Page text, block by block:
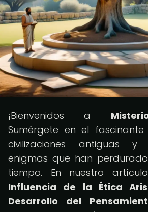
¡Bienvenidos a
Sumérgete en el
civilizaciones antiguas y
enigmas que han
tiempo. En nuestro
Influencia de la Ética
Desarrollo del